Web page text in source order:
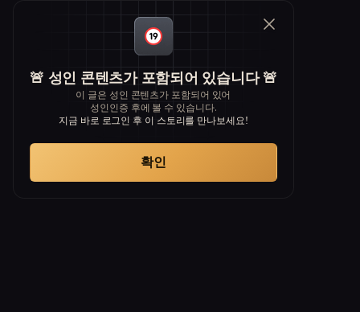
🚨 성인 콘텐츠가 포함되어 있습니다 🚨
이 글은 성인 콘텐츠가 포함되어 있어
성인인증 후에 볼 수 있습니다.
지금 바로 로그인 후 이 스토리를 만나보세요!
확인